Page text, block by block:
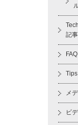
記
Tips
メ
ビ